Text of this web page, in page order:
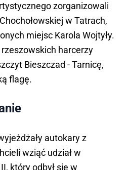
zorganizowali
w Tatrach,
miejsc Karola Wojtyły.
harcerzy
Bieszczad - Tarnicę,
flagę.
autokary z
wziąć udział w
który odbył się w